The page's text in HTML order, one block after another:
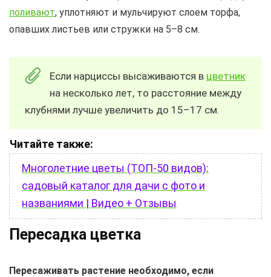
поливают, уплотняют и мульчируют слоем торфа,
опавших листьев или стружки на 5–8 см.
Если нарциссы высаживаются в цветник
на несколько лет, то расстояние между
клубнями лучше увеличить до 15–17 см.
Читайте также:
Многолетние цветы (ТОП-50 видов):
садовый каталог для дачи с фото и
названиями | Видео + Отзывы
Пересадка цветка
Пересаживать растение необходимо, если